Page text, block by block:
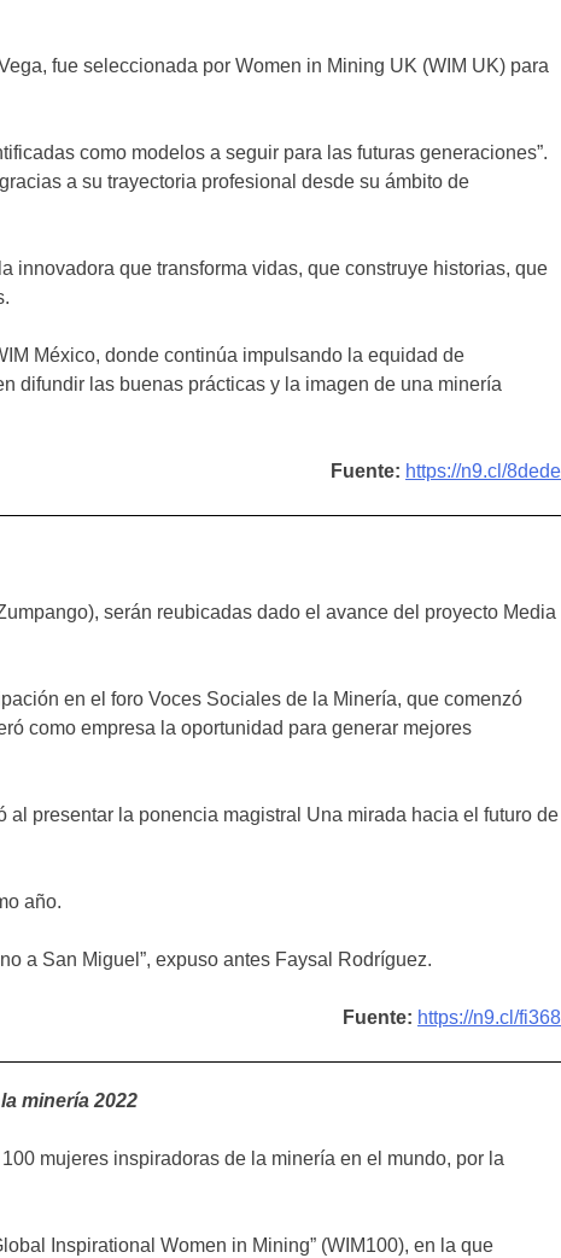
fue seleccionada por Women in Mining UK (WIM UK) para
como modelos a seguir para las futuras generaciones”.
a su trayectoria profesional desde su ámbito de
innovadora que transforma vidas, que construye historias, que
México, donde continúa impulsando la equidad de
difundir las buenas prácticas y la imagen de una minería
Fuente: https://n9.cl/8dede
serán reubicadas dado el avance del proyecto Media
en el foro Voces Sociales de la Minería, que comenzó
como empresa la oportunidad para generar mejores
presentar la ponencia magistral Una mirada hacia el futuro de
año.
a San Miguel”, expuso antes Faysal Rodríguez.
Fuente: https://n9.cl/fi368
minería 2022
mujeres inspiradoras de la minería en el mundo, por la
Inspirational Women in Mining” (WIM100), en la que